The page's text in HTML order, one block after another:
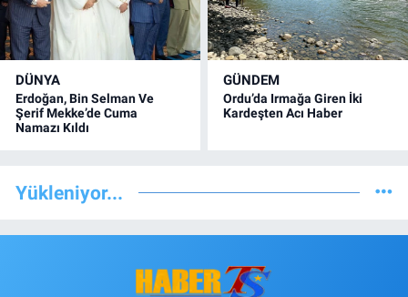
DÜNYA
Erdoğan, Bin Selman Ve
Şerif Mekke’de Cuma
Namazı Kıldı
GÜNDEM
Ordu’da Irmağa Giren İki
Kardeşten Acı Haber
Yükleniyor...